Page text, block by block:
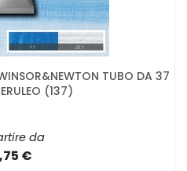
TUBO DA 37
(137)
da
€